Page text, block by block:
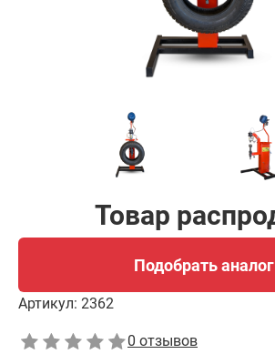
Товар
Подобрать аналог
Артикул: 2362
0 отзывов